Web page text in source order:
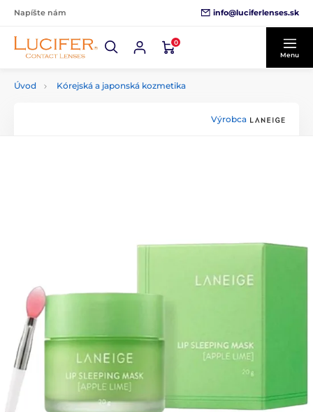
Napíšte nám info@luciferlenses.sk
0
Menu
Úvod Kórejská a japonská kozmetika
Výrobca